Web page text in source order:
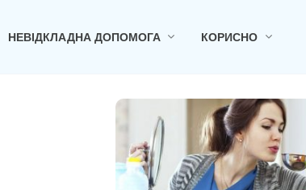
НЕВІДКЛАДНА ДОПОМОГА КОРИСНО